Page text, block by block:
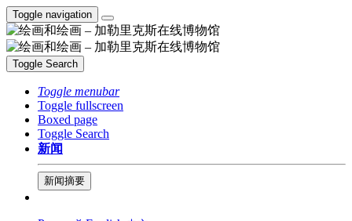
Toggle navigation
Toggle Search
Toggle menubar
Toggle fullscreen
Boxed page
Toggle Search
新闻
新闻摘要